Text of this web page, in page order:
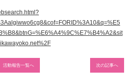
活動報告一覧へ 次の記事へ